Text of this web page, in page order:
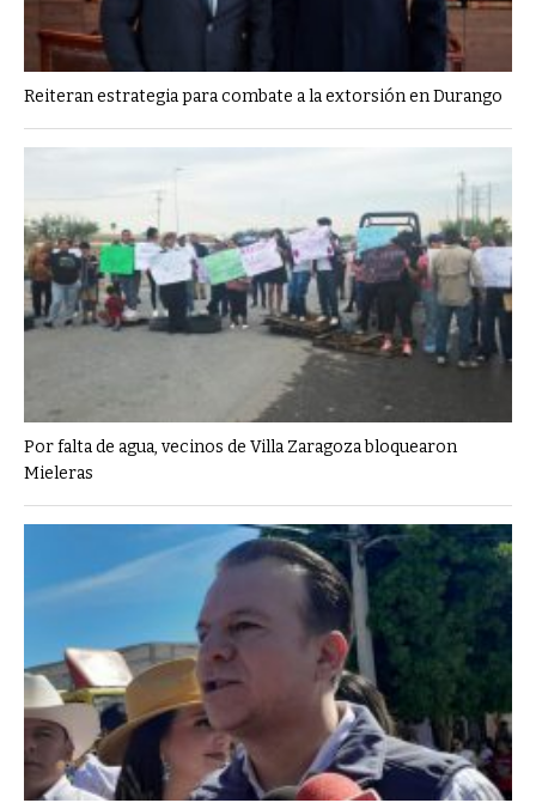
Reiteran estrategia para combate a la extorsión en Durango
Por falta de agua, vecinos de Villa Zaragoza bloquearon
Mieleras